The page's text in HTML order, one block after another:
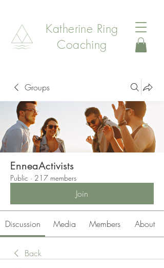
Katherine Ring
Coaching
Groups
EnneaActivists
Public · 217 members
Join
Discussion Media Members About
Back